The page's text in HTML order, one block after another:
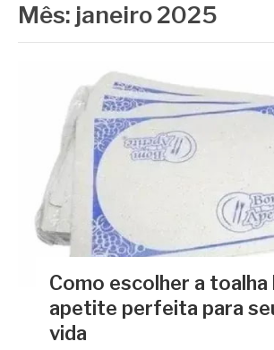
Mês: janeiro 2025
Como escolher a toalha
apetite perfeita para
vida